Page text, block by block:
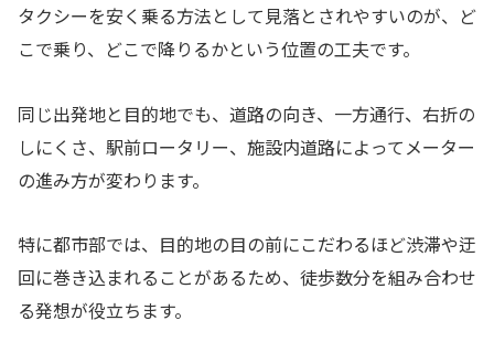
タクシーを安く乗る方法として見落とされやすいのが、ど
こで乗り、どこで降りるかという位置の工夫です。
同じ出発地と目的地でも、道路の向き、一方通行、右折の
しにくさ、駅前ロータリー、施設内道路によってメーター
の進み方が変わります。
特に都市部では、目的地の目の前にこだわるほど渋滞や迂
回に巻き込まれることがあるため、徒歩数分を組み合わせ
る発想が役立ちます。